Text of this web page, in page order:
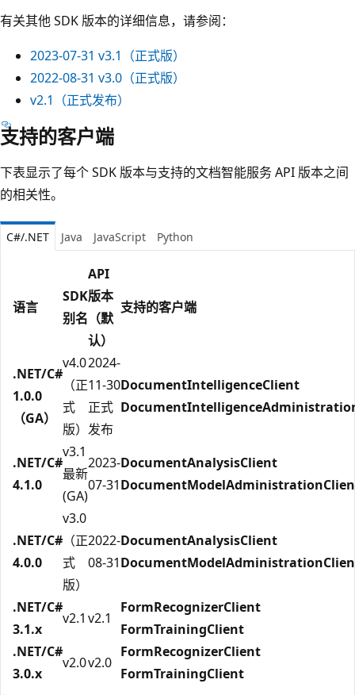
有关其他 SDK 版本的详细信息，请参阅：
2023-07-31 v3.1（正式版）
2022-08-31 v3.0（正式版）
v2.1
（正式发布）
支持的客户端
下表显示了每个 SDK 版本与支持的文档智能服务 API 版本之间
的相关性。
C#/.NET Java JavaScript Python
语言
SDK
别名
API
版本
（默
认）
支持的客户端
.NET/C#
1.0.0
（GA）
v4.0
（正
式
版）
2024-
11-30
正式
发布
DocumentIntelligenceClient
.NET/C#
4.1.0
v3.1
最新
(GA)
2023-
07-31
DocumentAnalysisClient
.NET/C#
4.0.0
v3.0
（正
式
版）
2022-
08-31
DocumentAnalysisClient
.NET/C#
3.1.x
v2.1 v2.1
FormRecognizerClient
FormTrainingClient
.NET/C#
3.0.x
v2.0v2.0
FormRecognizerClient
FormTrainingClient